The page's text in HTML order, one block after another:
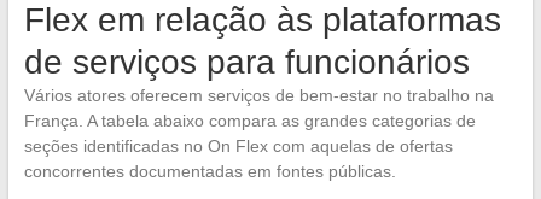
Flex em relação às plataformas
de serviços para funcionários
Vários atores oferecem serviços de bem-estar no trabalho na
França. A tabela abaixo compara as grandes categorias de
seções identificadas no On Flex com aquelas de ofertas
concorrentes documentadas em fontes públicas.